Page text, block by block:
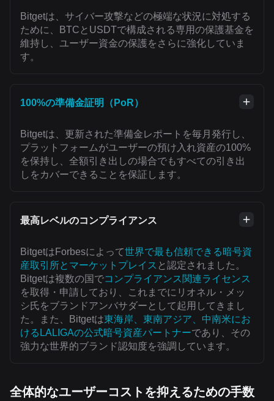
Bitgetは、サイバー攻撃などの極端な状況に対処する
ために、BTCとUSDTで構成される専用の保護基金を
維持し、ユーザー資金の保護をさらに強化していま
す。
100%の準備金証明（PoR）
Bitgetは、更新された準備金レポートを毎月発行し、
プラットフォームがユーザーの預け入れ資産の100%
を保持し、全額引き出しの場合でもすべての引き出
しをカバーできることを保証します。
最高レベルのコンプライアンス
BitgetはForbesによって世界で最も信頼できる暗号資
産取引所とマーケットプレイス と認定されました。
Bitgetは複数の国でコンプライアンス関連ライセンス
を取得・申請しており、これまでにリオネル・メッ
シ氏をブランドアンバサダーとして起用してきまし
た。また、Bitgetは東海岸、東南アジア、中南米にお
けるLALIGAの公式暗号資産パートナーであり、その
強力な世界的ブランド認知度を強調しています。
全体的なユーザーコストを抑えるための手数